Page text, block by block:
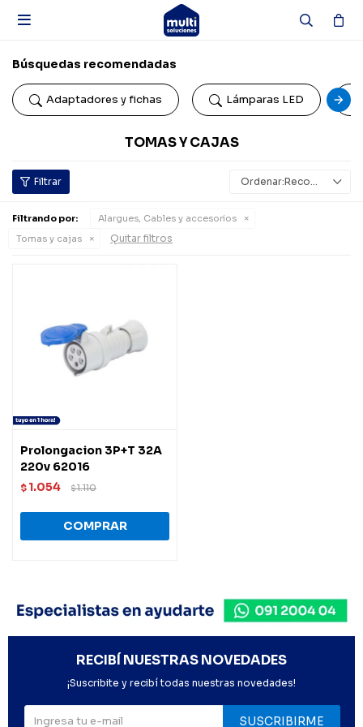

Búsquedas recomendadas
Adaptadores y fichas Lámparas LED
TOMAS Y CAJAS
Recomendados
Filtrando por:
Alargues, Cables y accesorios
Tomas y cajas
Quitar filtros
Prolongacion 3P+T 32A
220v 62016
$ 1.054 $1.110
RECIBÍ NUESTRAS NOVEDADES
¡Suscribite y recibí todas nuestras novedades!
SUSCRIBIRME